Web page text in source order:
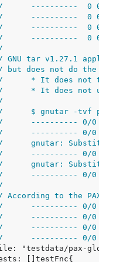
//	----------  0 0
//	----------  0 0
//	----------  0 0
//	----------  0 0
GNU tar v1.27.1
but does not do the
//	* It does not
//	* It does not
//	$ gnutar -tvf
//	---------- 0/0
//	---------- 0/0
//	gnutar:
//	---------- 0/0
//	gnutar:
//	---------- 0/0
According to the PAX
//	---------- 0/0
//	---------- 0/0
//	---------- 0/0
//	---------- 0/0